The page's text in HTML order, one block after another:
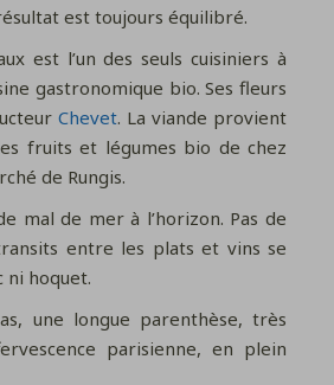
est toujours équilibré.
est l’un des seuls cuisiniers à
gastronomique bio. Ses fleurs
Chevet. La viande provient
fruits et légumes bio de chez
de Rungis.
mal de mer à l’horizon. Pas de
entre les plats et vins se
ni hoquet.
une longue parenthèse, très
parisienne, en plein